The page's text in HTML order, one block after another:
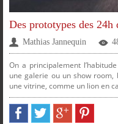
Des prototypes des
Mathias Jannequin
On a principalement
une galerie ou un show
une vitrine, comme un lion en